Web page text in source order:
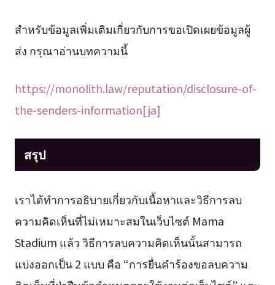
สำหรับข้อมูลเพิ่มเติมเกี่ยวกับการขอเปิดเผยข้อมูลผู้
ส่ง กรุณาอ่านบทความนี้
https://monolith.law/reputation/disclosure-of-
the-senders-information[ja]
สรุป
เราได้ทำการอธิบายเกี่ยวกับเนื้อหาและวิธีการลบ
ความคิดเห็นที่ไม่เหมาะสมในเว็บไซต์ Mama
Stadium แล้ว วิธีการลบความคิดเห็นนั้นสามารถ
แบ่งออกเป็น 2 แบบ คือ “การยื่นคำร้องขอลบความ